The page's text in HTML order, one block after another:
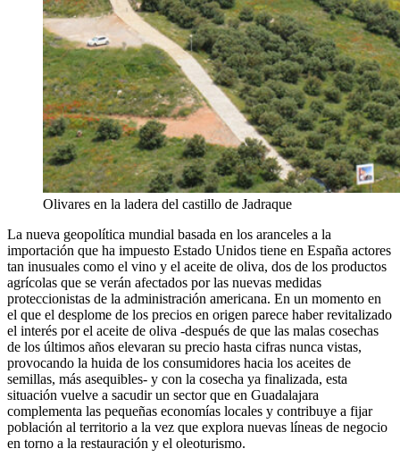
Olivares en la ladera del castillo de Jadraque
La nueva geopolítica mundial basada en los aranceles a la
importación que ha impuesto Estado Unidos tiene en España actores
tan inusuales como el vino y el aceite de oliva, dos de los productos
agrícolas que se verán afectados por las nuevas medidas
proteccionistas de la administración americana. En un momento en
el que el desplome de los precios en origen parece haber revitalizado
el interés por el aceite de oliva -después de que las malas cosechas
de los últimos años elevaran su precio hasta cifras nunca vistas,
provocando la huida de los consumidores hacia los aceites de
semillas, más asequibles- y con la cosecha ya finalizada, esta
situación vuelve a sacudir un sector que en Guadalajara
complementa las pequeñas economías locales y contribuye a fijar
población al territorio a la vez que explora nuevas líneas de negocio
en torno a la restauración y el oleoturismo.